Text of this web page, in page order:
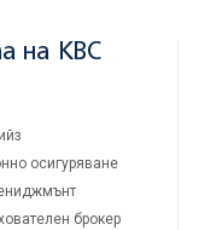
на KBC
осигуряване
брокер